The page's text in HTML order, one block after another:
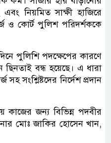
এবং নিয়মিত সাক্ষী হাজিরে
ও কোর্ট পুলিশ পরিদর্শককে
পুলিশি পদক্ষেপের কারণে
ছিনতাই বন্ধ হয়েছে। এ ধারা
সংশ্লিষ্টদের নির্দেশ প্রদান
কাজের জন্য বিভিন্ন পদবীর
মোঃ জাকির হোসেন খান,